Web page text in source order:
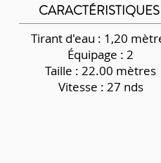
CARACTÉRISTIQUES
Tirant d'eau : 1,20
Équipage : 2
Taille : 22.00 mètres
Vitesse : 27 nds